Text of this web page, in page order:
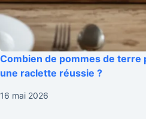
Combien de pommes de terre
une raclette réussie ?
16 mai 2026